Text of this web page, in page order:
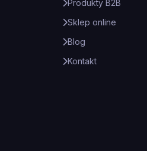
Produkty B2B
Sklep online
Blog
Kontakt